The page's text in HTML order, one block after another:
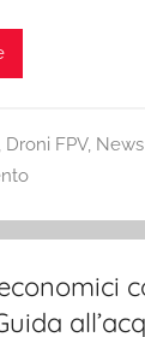
Droni FPV, News